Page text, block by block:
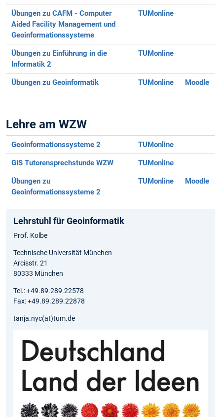
Übungen zu CAFM - Computer
Aided Facility Management und
Geoinformationssysteme
TUMonline
Übungen zu Einführung in die
Informatik 2
TUMonline
Übungen zu Geoinformatik TUMonline Moodle
Lehre am WZW
Geoinformationssysteme 2 TUMonline
GIS Tutorensprechstunde WZW TUMonline
Übungen zu
Geoinformationssysteme 2
TUMonline Moodle
Lehrstuhl für Geoinformatik
Prof. Kolbe
Technische Universität München
Arcisstr. 21
80333 München
Tel.: +49.89.289.22578
Fax: +49.89.289.22878
tanja.nyc(at)tum.de